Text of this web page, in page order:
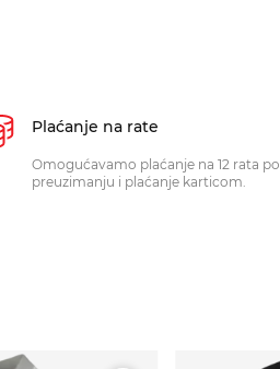
Plaćanje na rate
Omogućavamo plaćanje na 12 rata po
preuzimanju i plaćanje karticom.